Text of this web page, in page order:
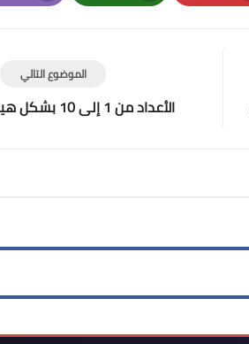
Pinterest
Whatsapp
Email
الموضوع التالي
الأعداد من 1 إلى 10 بشكل هيعجب أولادك